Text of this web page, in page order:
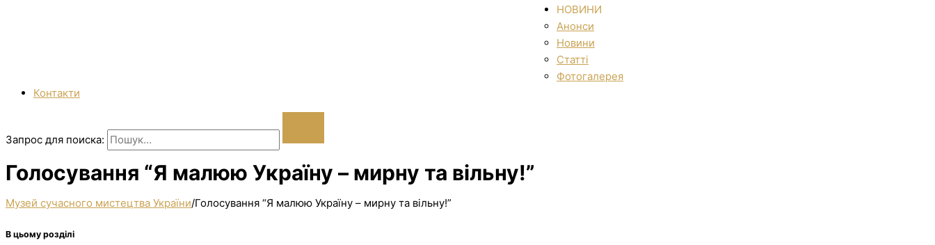
НОВИНИ
Анонси
Новини
Статті
Фотогалерея
Контакти
Запрос для поиска:
Голосування “Я малюю Україну – мирну та вільну!”
Музей сучасного мистецтва України/Голосування “Я малюю Україну – мирну та вільну!”
В цьому розділі